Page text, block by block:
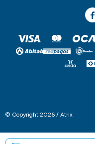

© Copyright 2026 / Atrix